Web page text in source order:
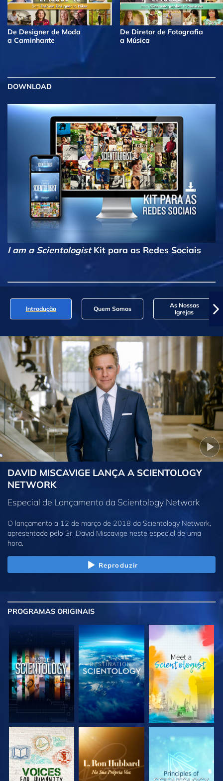
De Designer de Moda
a Caminhante
De Diretor de Fotografia
a Música
DOWNLOAD
I am a ScientologistKit para as Redes Sociais
Introdução Quem Somos
As Nossas
Igrejas
DAVID MISCAVIGE LANÇA A SCIENTOLOGY
NETWORK
Especial de Lançamento da Scientology Network
O lançamento a 12 de março de 2018 da Scientology Network,
apresentado pelo Sr. David Miscavige neste especial de uma
hora.
Reproduzir
PROGRAMAS ORIGINAIS
EXPLORE A SÉRIE EXPLORE A SÉRIE EXPLORE A SÉRIE